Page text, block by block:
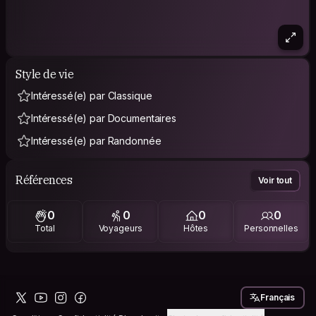
Style de vie
Intéressé(e) par Classique
Intéressé(e) par Documentaires
Intéressé(e) par Randonnée
Références Voir tout
0
Total
0
Voyageurs
0
Hôtes
0
Personnelles
Français